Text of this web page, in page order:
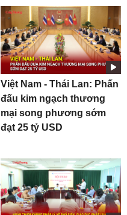
Việt Nam - Thái Lan: Phấn
đấu kim ngạch thương
mại song phương sớm
đạt 25 tỷ USD